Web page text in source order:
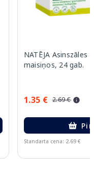
NATĒJA Asinszāles
maisiņos, 24 gab.
1.35 € 2.69 €
Standarta cena: 2.69 €